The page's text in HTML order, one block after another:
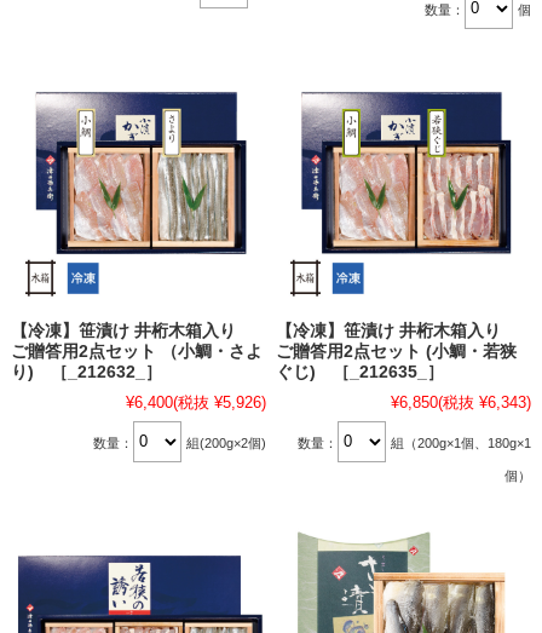
数量： 個
【冷凍】笹漬け 井桁木箱入り
ご贈答用2点セット （小鯛・さよ
り) ［_212632_］
¥6,400(税抜 ¥5,926)
数量： 組(200g×2個)
【冷凍】笹漬け 井桁木箱入り
ご贈答用2点セット (小鯛・若狭
ぐじ) ［_212635_］
¥6,850(税抜 ¥6,343)
数量： 組（200g×1個、180g×1
個）